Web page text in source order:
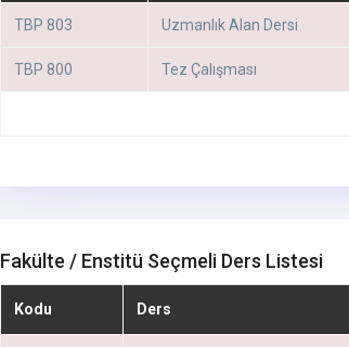
TBP 803 Uzmanlık Alan Dersi
TBP 800 Tez Çalışması
Fakülte / Enstitü Seçmeli Ders Listesi
Kodu Ders